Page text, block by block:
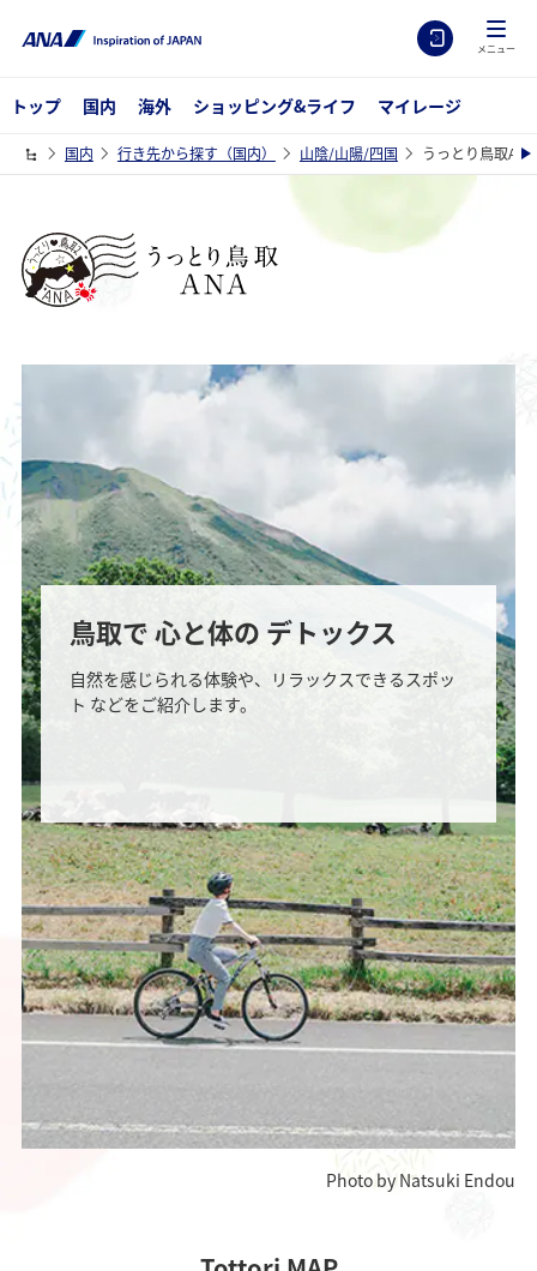
メニュー
トップ 国内 海外 ショッピング&ライフ マイレージ
国内 行き先から探す（国内） 山陰/山陽/四国 うっとり鳥取ANA
鳥取で 心と体の デトックス
自然を感じられる体験や、リラックスできるスポッ
ト などをご紹介します。
Photo by Natsuki Endou